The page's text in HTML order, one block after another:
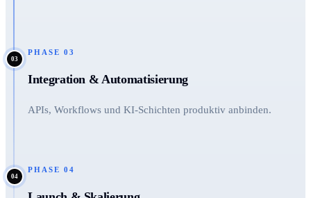
03
PHASE 03
Integration & Automatisierung
APIs, Workflows und KI-Schichten produktiv anbinden.
04
PHASE 04